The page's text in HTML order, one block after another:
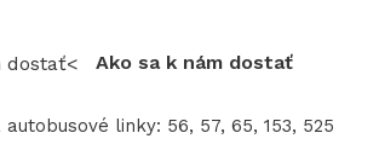
Ako sa k nám dostať
linky: 56, 57, 65, 153, 525